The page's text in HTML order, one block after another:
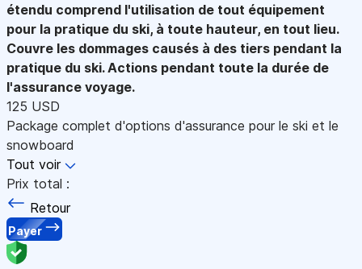
étendu comprend l'utilisation de tout équipement
pour la pratique du ski, à toute hauteur, en tout lieu.
Couvre les dommages causés à des tiers pendant la
pratique du ski. Actions pendant toute la durée de
l'assurance voyage.
125 USD
Package complet d'options d'assurance pour le ski et le
snowboard
Tout voir
Prix total :
Retour
Payer